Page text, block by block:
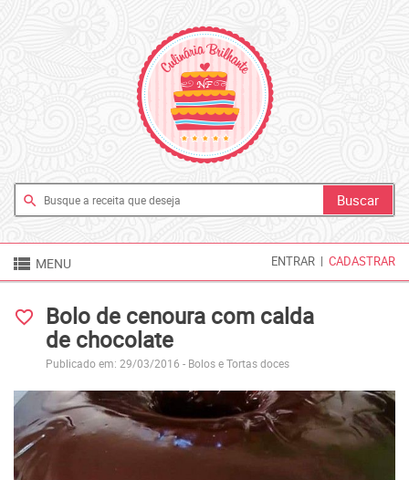
search
 MENU ENTRAR | CADASTRAR
favorite_border
Bolo de cenoura com calda
de chocolate
Publicado em: 29/03/2016 - Bolos e Tortas doces